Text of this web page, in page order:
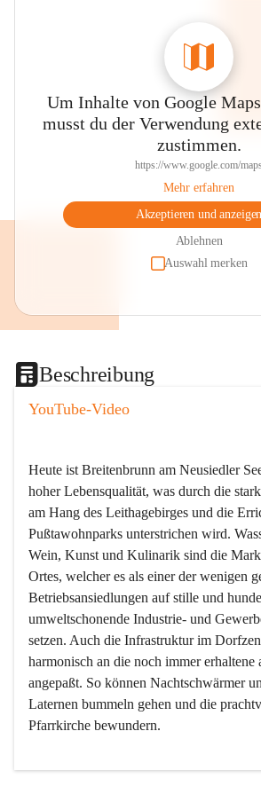
Um Inhalte von Google
musst du der Verwendung
zustimmen.
https://www.google.com/
Mehr erfahren
Akzeptieren und anzeigen
Ablehnen
Auswahl merken
Beschreibung
YouTube-Video
Heute ist Breitenbrunn am Neusiedler
hoher Lebensqualität, was durch die
am Hang des Leithagebirges und die
Pußtawohnparks unterstrichen wird.
Wein, Kunst und Kulinarik sind die
Ortes, welcher es als einer der wenigen
Betriebsansiedlungen auf stille und
umweltschonende Industrie- und
setzen. Auch die Infrastruktur im
harmonisch an die noch immer erhaltene
angepaßt. So können Nachtschwärmer
Laternen bummeln gehen und die
Pfarrkirche bewundern.
Der Weinbau dominert heute nicht